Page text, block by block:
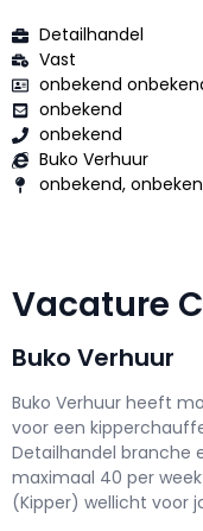
Detailhandel
Vast
onbekend
onbekend
onbekend
Buko Verhuur
onbekend,
Vacature
Buko Verhuur
Buko Verhuur heeft
voor een
Detailhandel branche
maximaal 40 per
(Kipper) wellicht voor